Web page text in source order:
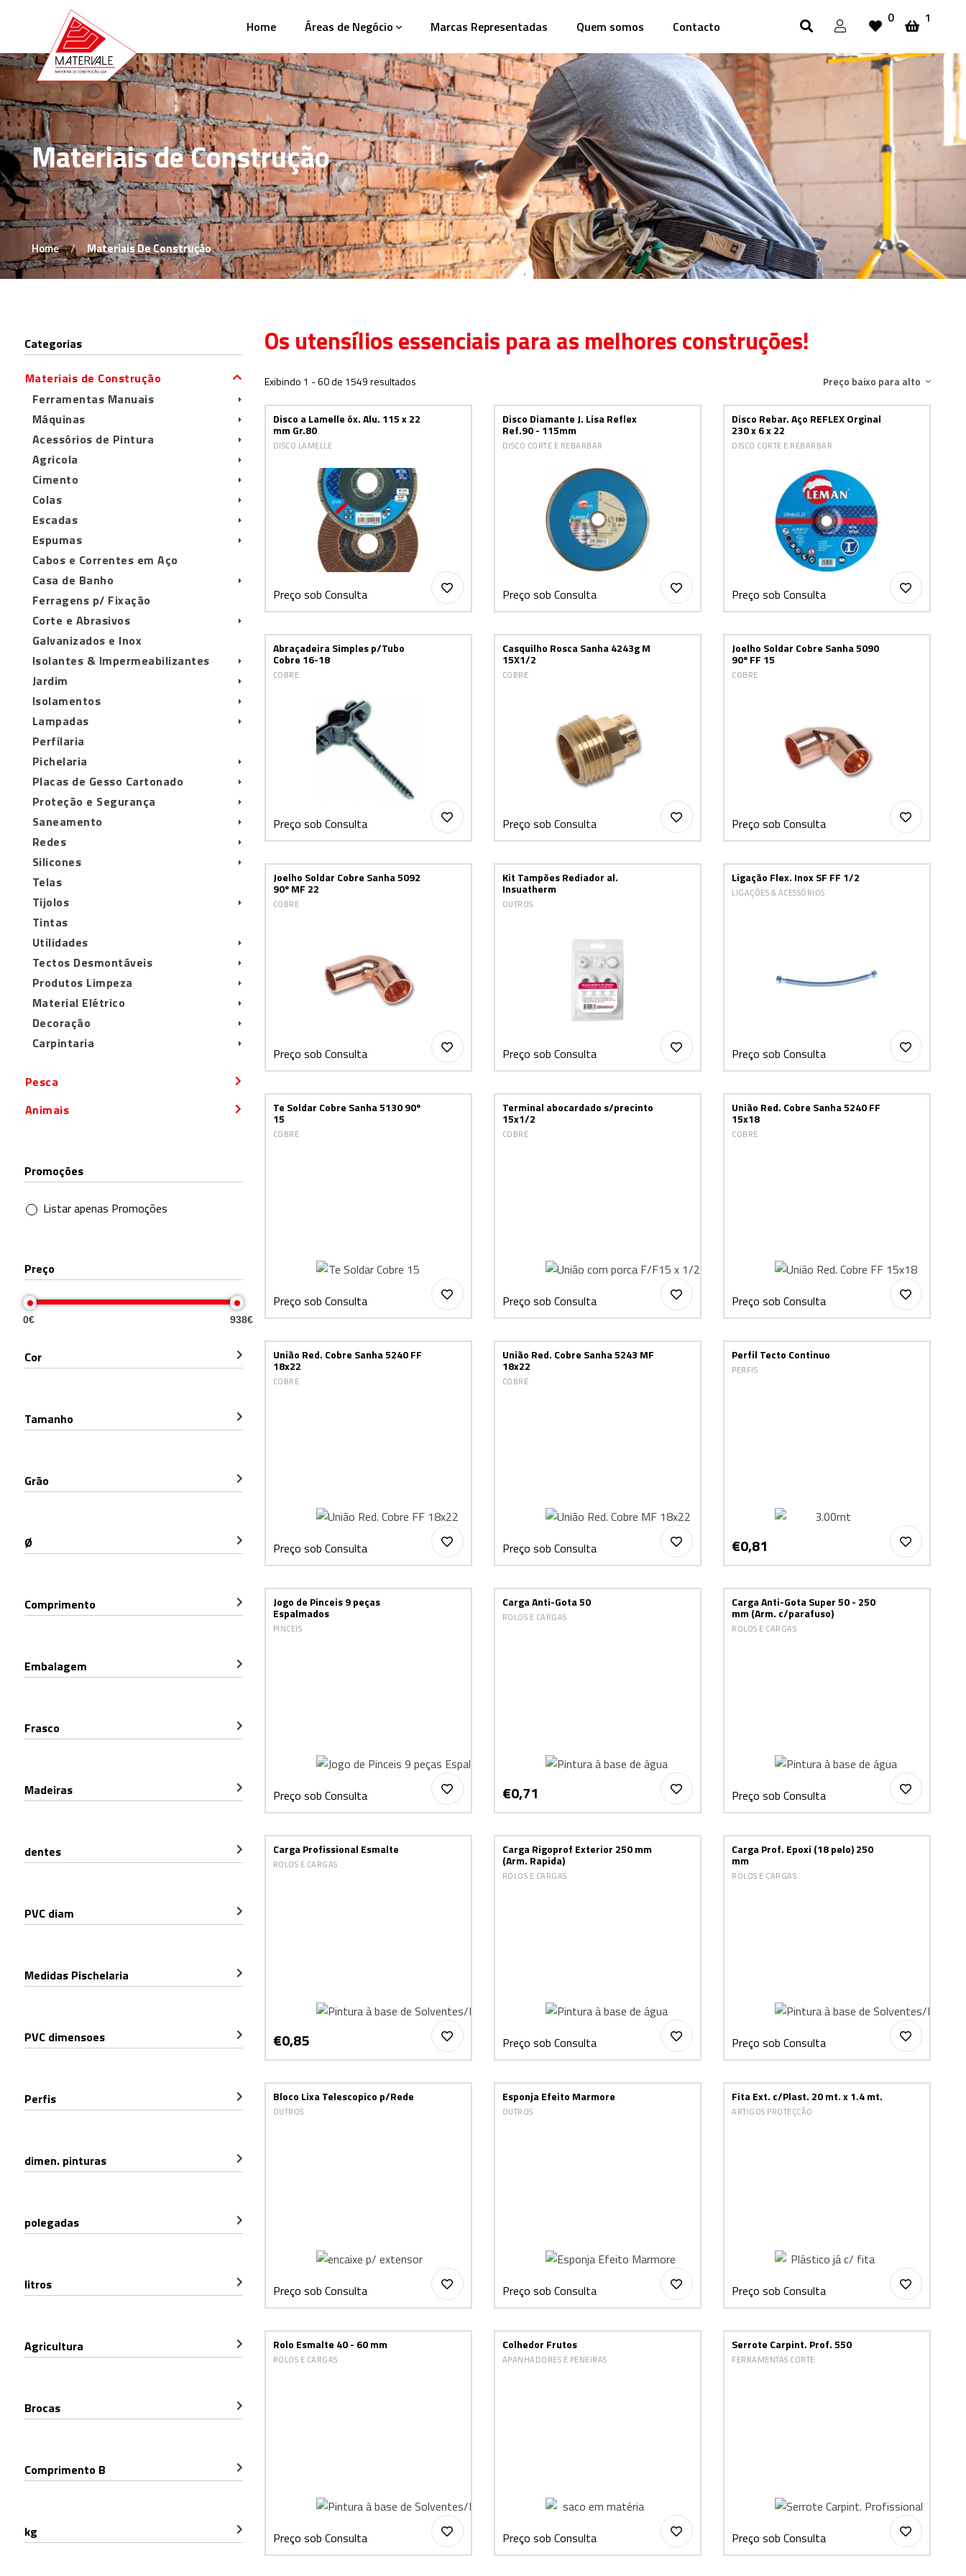
Home Áreas de Negócio Marcas Representadas Quem somos Contacto
0 1
Materiais de Construção
Home Materiais De Construção
Categorias
Materiais de Construção
Ferramentas Manuais
Máquinas
Acessórios de Pintura
Agricola
Cimento
Colas
Escadas
Espumas
Cabos e Correntes em Aço
Casa de Banho
Ferragens p/ Fixação
Corte e Abrasivos
Galvanizados e Inox
Isolantes & Impermeabilizantes
Jardim
Isolamentos
Lampadas
Perfilaria
Pichelaria
Placas de Gesso Cartonado
Proteção e Segurança
Saneamento
Redes
Silicones
Telas
Tijolos
Tintas
Utilidades
Tectos Desmontáveis
Produtos Limpeza
Material Elétrico
Decoração
Carpintaria
Pesca
Animais
Promoções
Listar apenas Promoções
Preço
0€ 938€
Cor
Tamanho
Grão
Ø
Comprimento
Embalagem
Frasco
Madeiras
dentes
PVC diam
Medidas Pischelaria
PVC dimensoes
Perfis
dimen. pinturas
polegadas
litros
Agricultura
Brocas
Comprimento B
kg
Os utensílios essenciais para as melhores construções!
Exibindo 1 - 60 de 1549 resultados Preço baixo para alto
Disco a Lamelle óx. Alu. 115 x 22
mm Gr.80
DISCO LAMELLE
Preço sob Consulta
Disco Diamante J. Lisa Reflex
Ref.90 - 115mm
DISCO CORTE E REBARBAR
Preço sob Consulta
Disco Rebar. Aço REFLEX Orginal
230 x 6 x 22
DISCO CORTE E REBARBAR
Preço sob Consulta
Abraçadeira Simples p/Tubo
Cobre 16-18
COBRE
Preço sob Consulta
Casquilho Rosca Sanha 4243g M
15X1/2
COBRE
Preço sob Consulta
Joelho Soldar Cobre Sanha 5090
90º FF 15
COBRE
Preço sob Consulta
Joelho Soldar Cobre Sanha 5092
90º MF 22
COBRE
Preço sob Consulta
Kit Tampões Rediador al.
Insuatherm
OUTROS
Preço sob Consulta
Ligação Flex. Inox SF FF 1/2
LIGAÇÕES & ACESSÓRIOS
Preço sob Consulta
Te Soldar Cobre Sanha 5130 90º
15
COBRE
Preço sob Consulta
Terminal abocardado s/precinto
15x1/2
COBRE
Preço sob Consulta
União Red. Cobre Sanha 5240 FF
15x18
COBRE
Preço sob Consulta
União Red. Cobre Sanha 5240 FF
18x22
COBRE
Preço sob Consulta
União Red. Cobre Sanha 5243 MF
18x22
COBRE
Preço sob Consulta
Perfil Tecto Continuo
PERFIS
€0,81
Jogo de Pinceis 9 peças
Espalmados
PINCEIS
Preço sob Consulta
Carga Anti-Gota 50
ROLOS E CARGAS
€0,71
Carga Anti-Gota Super 50 - 250
mm (Arm. c/parafuso)
ROLOS E CARGAS
Preço sob Consulta
Carga Profissional Esmalte
ROLOS E CARGAS
€0,85
Carga Rigoprof Exterior 250 mm
(Arm. Rapida)
ROLOS E CARGAS
Preço sob Consulta
Carga Prof. Epoxi (18 pelo) 250
mm
ROLOS E CARGAS
Preço sob Consulta
Bloco Lixa Telescopico p/Rede
OUTROS
Preço sob Consulta
Esponja Efeito Marmore
OUTROS
Preço sob Consulta
Fita Ext. c/Plast. 20 mt. x 1.4 mt.
ARTIGOS PROTEÇCÃO
Preço sob Consulta
Rolo Esmalte 40 - 60 mm
ROLOS E CARGAS
Preço sob Consulta
Colhedor Frutos
APANHADORES E PENEIRAS
Preço sob Consulta
Serrote Carpint. Prof. 550
FERRAMENTAS CORTE
Preço sob Consulta